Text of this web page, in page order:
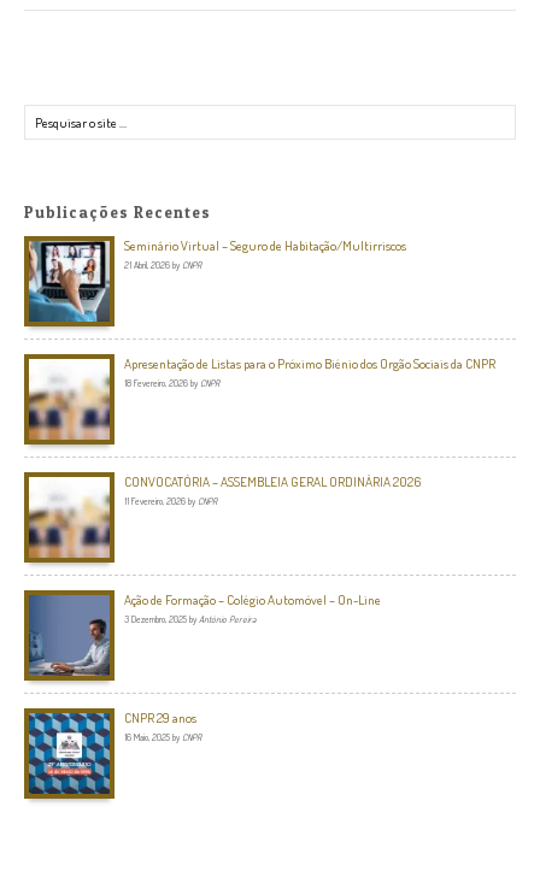
Publicações Recentes
Seminário Virtual – Seguro de Habitação/Multirriscos
21 Abril, 2026 by CNPR
Apresentação de Listas para o Próximo Biénio dos Orgão Sociais da CNPR
18 Fevereiro, 2026 by CNPR
CONVOCATÓRIA – ASSEMBLEIA GERAL ORDINÁRIA 2026
11 Fevereiro, 2026 by CNPR
Ação de Formação – Colégio Automóvel – On-Line
3 Dezembro, 2025 by António Pereira
CNPR 29 anos
16 Maio, 2025 by CNPR